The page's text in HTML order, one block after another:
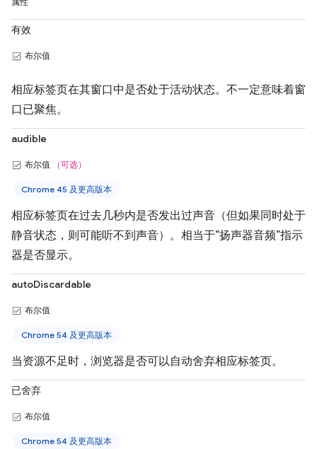
属性
有效
布尔值
相应标签页在其窗口中是否处于活动状态。不一定意味着窗
口已聚焦。
audible
布尔值 （可选）
Chrome 45 及更高版本
相应标签页在过去几秒内是否发出过声音（但如果同时处于
静音状态，则可能听不到声音）。相当于“扬声器音频”指示
器是否显示。
autoDiscardable
布尔值
Chrome 54 及更高版本
当资源不足时，浏览器是否可以自动舍弃相应标签页。
已舍弃
布尔值
Chrome 54 及更高版本